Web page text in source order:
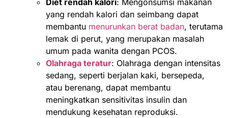
yang rendah kalori dan seimbang dapat
membantu menurunkan berat badan, terutama
lemak di perut, yang merupakan masalah
umum pada wanita dengan PCOS.
Olahraga teratur: Olahraga dengan intensitas
sedang, seperti berjalan kaki, bersepeda,
atau berenang, dapat membantu
meningkatkan sensitivitas insulin dan
mendukung kesehatan reproduksi.